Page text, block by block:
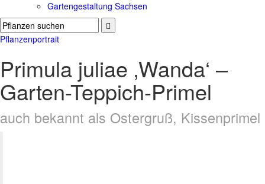
Gartengestaltung Sachsen
Pflanzenportrait
Primula juliae ‚Wanda‘ –
Garten-Teppich-Primel
auch bekannt als Ostergruß, Kissenprimel